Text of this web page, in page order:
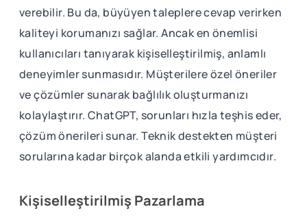
verebilir. Bu da, büyüyen taleplere cevap verirken
kaliteyi korumanızı sağlar. Ancak en önemlisi
kullanıcıları tanıyarak kişiselleştirilmiş, anlamlı
deneyimler sunmasıdır. Müşterilere özel öneriler
ve çözümler sunarak bağlılık oluşturmanızı
kolaylaştırır. ChatGPT, sorunları hızla teşhis eder,
çözüm önerileri sunar. Teknik destekten müşteri
sorularına kadar birçok alanda etkili yardımcıdır.
Kişiselleştirilmiş Pazarlama